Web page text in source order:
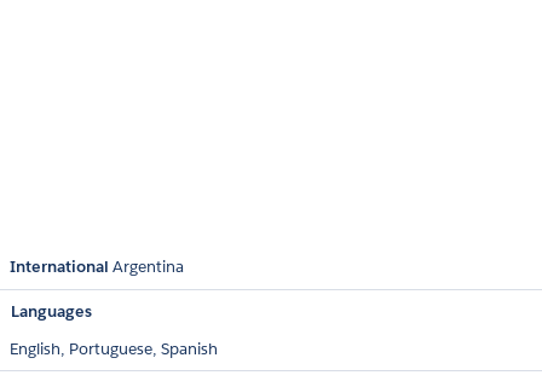
International Argentina
Languages
English, Portuguese, Spanish